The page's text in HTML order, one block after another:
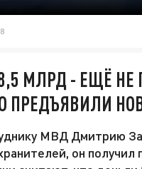
МЛРД - ЕЩЁ
ПРЕДЪЯВИЛИ
МВД Дмитрию
он